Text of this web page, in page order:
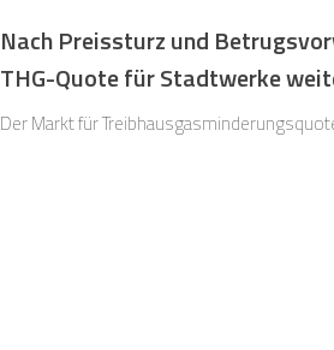
Nach Preissturz und
THG-Quote für Stadtwerke
Der Markt für